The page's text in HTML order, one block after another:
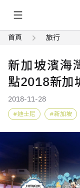
首頁 旅行
新加坡濱海
點2018新加
2018-11-28
迪士尼 新加坡